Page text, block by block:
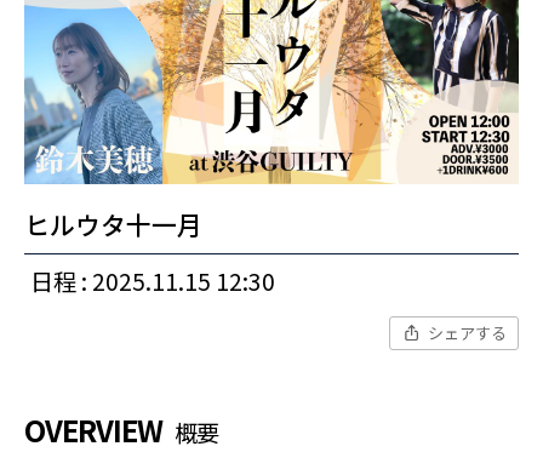
ヒルウタ十一月
日程 : 2025.11.15 12:30
シェアする
OVERVIEW 概要